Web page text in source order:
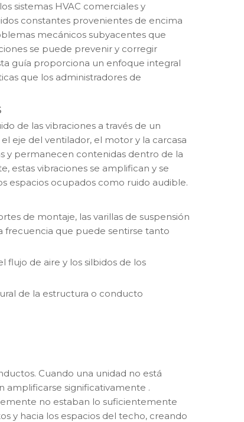
sistemas HVAC comerciales y
constantes provenientes de encima
mecánicos subyacentes que
se puede prevenir y corregir
guía proporciona un enfoque integral
que los administradores de
de las vibraciones a través de un
eje del ventilador, el motor y la carcasa
y permanecen contenidas dentro de la
estas vibraciones se amplifican y se
espacios ocupados como ruido audible.
de montaje, las varillas de suspensión
frecuencia que puede sentirse tanto
flujo de aire y los silbidos de los
de la estructura o conducto
Cuando una unidad no está
amplificarse significativamente .
no estaban lo suficientemente
y hacia los espacios del techo, creando